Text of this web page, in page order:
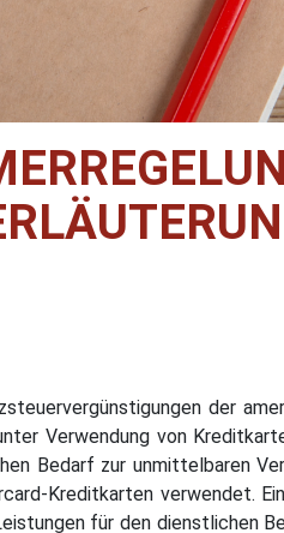
der
Verwendung von
Bedarf zur unmittelbaren
Kreditkarten verwendet.
für den dienstlichen